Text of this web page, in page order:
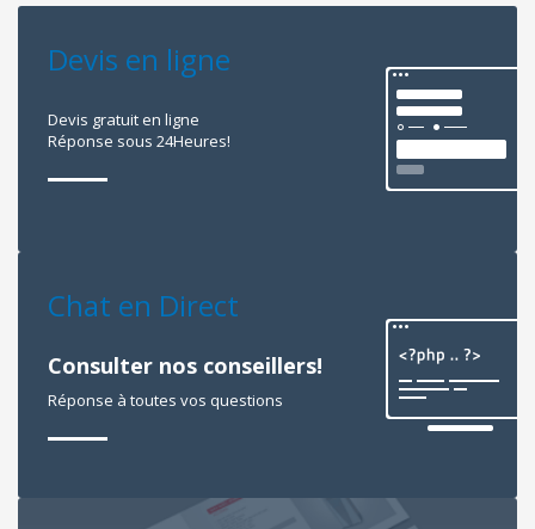
Devis en ligne
Devis gratuit en ligne
Réponse sous 24Heures!
Chat en Direct
Consulter nos conseillers!
Réponse à toutes vos questions